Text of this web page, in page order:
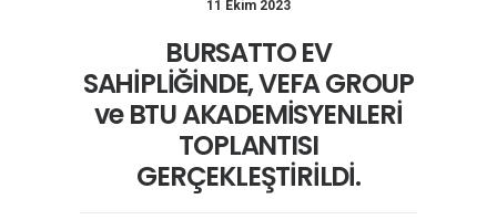
11 Ekim 2023
BURSATTO EV
SAHİPLİĞİNDE, VEFA GROUP
ve BTU AKADEMİSYENLERİ
TOPLANTISI
GERÇEKLEŞTİRİLDİ.